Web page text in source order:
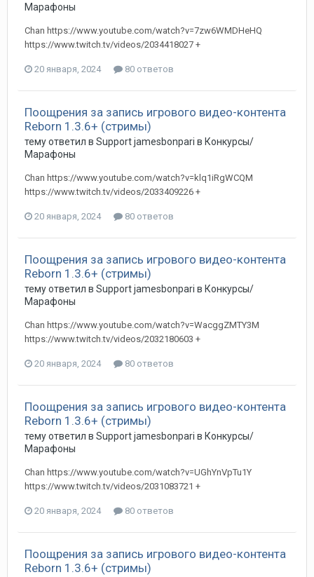
Марафоны
Chan https://www.youtube.com/watch?v=7zw6WMDHeHQ
https://www.twitch.tv/videos/2034418027 +
20 января, 2024 80 ответов
Поощрения за запись игрового видео-контента
Reborn 1.3.6+ (стримы)
тему ответил в Supportjamesbonpari в Конкурсы/
Марафоны
Chan https://www.youtube.com/watch?v=klq1iRgWCQM
https://www.twitch.tv/videos/2033409226 +
20 января, 2024 80 ответов
Поощрения за запись игрового видео-контента
Reborn 1.3.6+ (стримы)
тему ответил в Supportjamesbonpari в Конкурсы/
Марафоны
Chan https://www.youtube.com/watch?v=WacggZMTY3M
https://www.twitch.tv/videos/2032180603 +
20 января, 2024 80 ответов
Поощрения за запись игрового видео-контента
Reborn 1.3.6+ (стримы)
тему ответил в Supportjamesbonpari в Конкурсы/
Марафоны
Chan https://www.youtube.com/watch?v=UGhYnVpTu1Y
https://www.twitch.tv/videos/2031083721 +
20 января, 2024 80 ответов
Поощрения за запись игрового видео-контента
Reborn 1.3.6+ (стримы)